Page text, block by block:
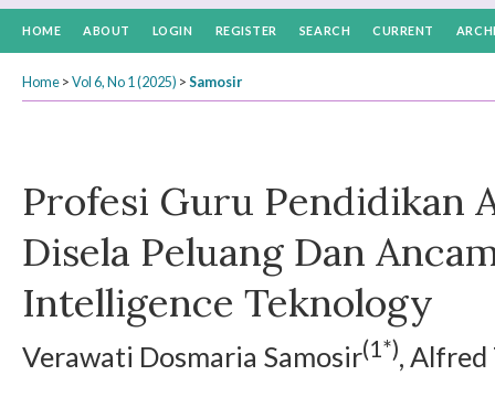
HOME ABOUT LOGIN REGISTER SEARCH CURRENT
Home > Vol 6, No 1 (2025) > Samosir
Profesi Guru Pendidikan
Disela Peluang Dan
Intelligence Teknology
Verawati Dosmaria Samosir(1*), Alfred